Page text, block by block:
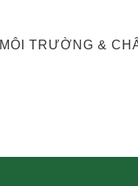
MÔI TRƯỜNG &